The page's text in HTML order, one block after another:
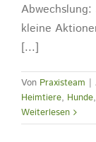
kleine
[...]
Von Praxisteam |
Heimtiere, Hunde,
Weiterlesen